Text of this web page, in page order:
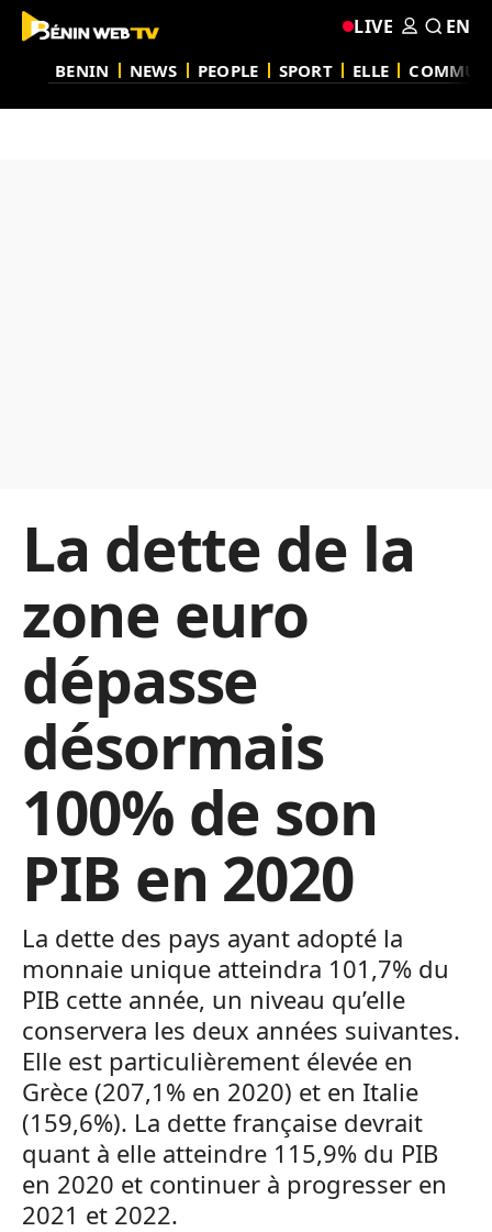
BENIN NEWS PEOPLE SPORT ELLE
LIVE EN
La dette de la
zone euro
dépasse
désormais
100% de son
PIB en 2020
La dette des pays ayant adopté la
monnaie unique atteindra 101,7% du
PIB cette année, un niveau qu’elle
conservera les deux années suivantes.
Elle est particulièrement élevée en
Grèce (207,1% en 2020) et en Italie
(159,6%). La dette française devrait
quant à elle atteindre 115,9% du PIB
en 2020 et continuer à progresser en
2021 et 2022.